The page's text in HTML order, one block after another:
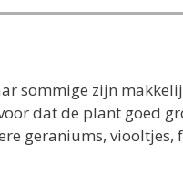
sommige zijn
dat de plant goed
geraniums, viooltjes,